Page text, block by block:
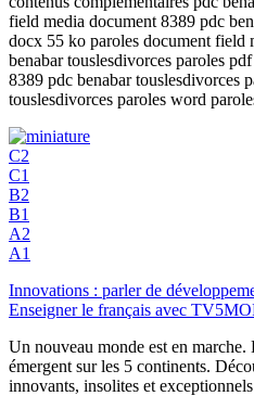
field media document 8389 pdc
docx 55 ko paroles document field
benabar touslesdivorces paroles
8389 pdc benabar touslesdivorces
touslesdivorces paroles word
C2
C1
B2
B1
A2
A1
Innovations : parler de
Enseigner le français avec
Un nouveau monde est en
émergent sur les 5 continents.
innovants, insolites et